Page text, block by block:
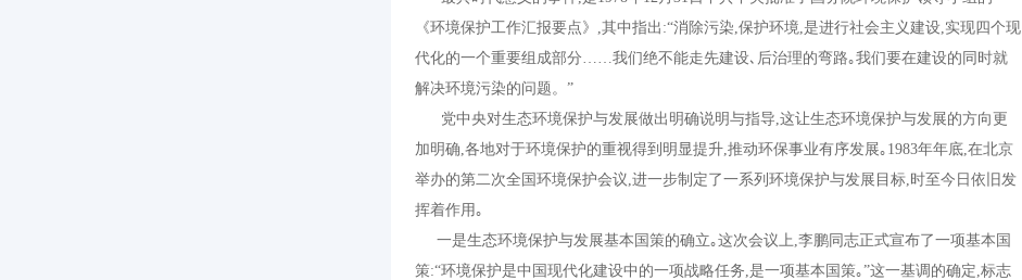
《环境保护工作汇报要点》
,其中指出 :“消除污染 ,保护环境 ,是进行社会主义建设 实现四个现
代化的一个重要组成部分 ……我们绝不能走先建设､后治理的弯路｡我们要在建设的同时就
解决环境污染的问题。”
党中央对生态环境保护与发展做出明确说明与指导 ,这让生态环境保护与发展的方向更
加明确 ,各地对于环境保护的重视得到明显提升 ,推动环保事业有序发展｡ 1983年年底 ,在北京
举办的第二次全国环境保护会议 ,进一步制定了一系列环境保护与发展目标 时至今日依旧发
挥着作用｡
一是生态环境保护与发展基本国策的确立｡这次会议上 ,李鹏同志正式宣布了一项基本国
策:“环境保护是中国现代化建设中的一项战略任务 ,是一项基本国策｡”这一基调的确定 ,标志